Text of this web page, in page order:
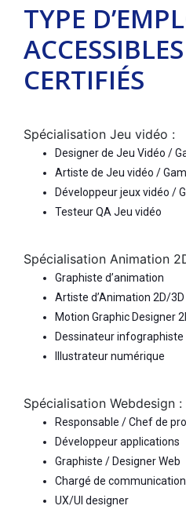
TYPE
CERTIFIÉS
Spécialisation Jeu vidéo :
Designer de Jeu Vidéo /
Artiste de Jeu vidéo /
Développeur jeux vidéo /
Testeur QA Jeu vidéo
Spécialisation Animation
Graphiste d’animation
Artiste d’Animation 2D/3D
Motion Graphic Designer
Dessinateur infographiste
Illustrateur numérique
Spécialisation Webdesign :
Responsable / Chef de
Développeur applications
Graphiste / Designer Web
Chargé de
UX/UI designer